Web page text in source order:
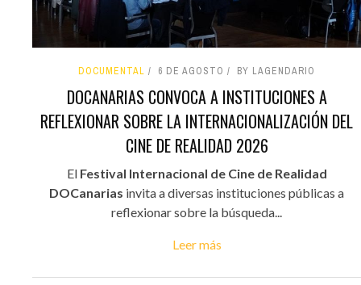
DOCUMENTAL 6 DE AGOSTO BY LAGENDARIO
DOCANARIAS CONVOCA A INSTITUCIONES A
REFLEXIONAR SOBRE LA INTERNACIONALIZACIÓN DEL
CINE DE REALIDAD 2026
El Festival Internacional de Cine de Realidad
DOCanarias invita a diversas instituciones públicas a
reflexionar sobre la búsqueda...
Leer más